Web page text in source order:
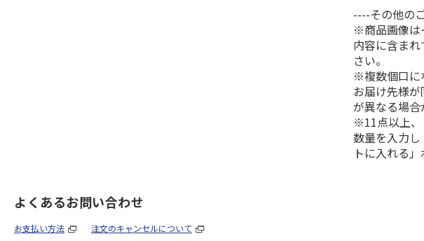
----その他の
※商品画像は
内容に含ま
さい。
※複数個口に
お届け先様
が異なる場合
※11点以上、
数量を入力
トに入れる
よくあるお問い合わせ
お支払い方法 注文のキャンセルについて